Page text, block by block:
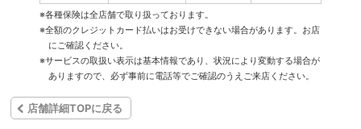
※各種保険は全店舗で取り扱っております。
※全額のクレジットカード払いはお受けできない場合があります。お店
にご確認ください。
※サービスの取扱い表示は基本情報であり、状況により変動する場合が
ありますので、必ず事前に電話等でご確認のうえご来店ください。
店舗詳細TOPに戻る